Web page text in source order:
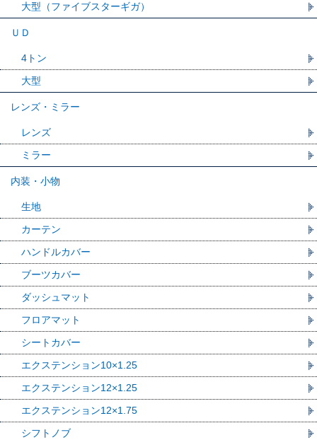
大型（ファイブスターギガ）
ＵＤ
4トン
大型
レンズ・ミラー
レンズ
ミラー
内装・小物
生地
カーテン
ハンドルカバー
ブーツカバー
ダッシュマット
フロアマット
シートカバー
エクステンション10×1.25
エクステンション12×1.25
エクステンション12×1.75
シフトノブ